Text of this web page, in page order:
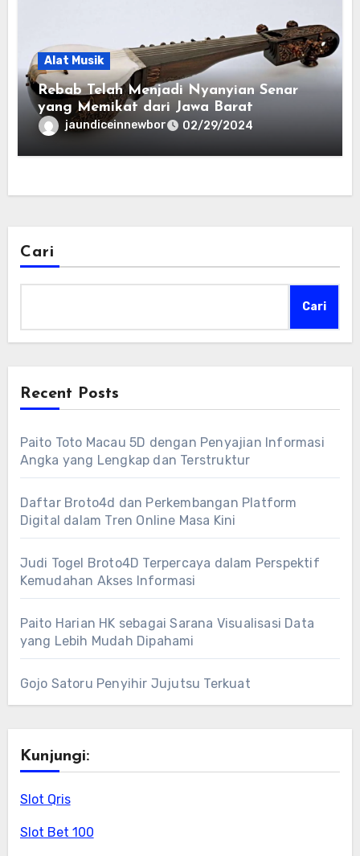
Alat Musik
Rebab Telah Menjadi Nyanyian Senar
yang Memikat dari Jawa Barat
jaundiceinnewbor 02/29/2024
Cari
Cari
Recent Posts
Paito Toto Macau 5D dengan Penyajian Informasi
Angka yang Lengkap dan Terstruktur
Daftar Broto4d dan Perkembangan Platform
Digital dalam Tren Online Masa Kini
Judi Togel Broto4D Terpercaya dalam Perspektif
Kemudahan Akses Informasi
Paito Harian HK sebagai Sarana Visualisasi Data
yang Lebih Mudah Dipahami
Gojo Satoru Penyihir Jujutsu Terkuat
Kunjungi:
Slot Qris
Slot Bet 100